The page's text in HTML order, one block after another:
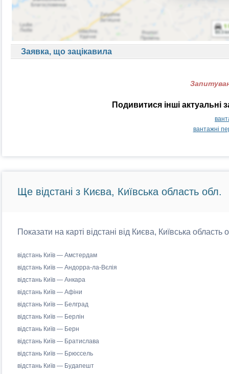
Заявка, що зацікавила
Подивитися інші
вантажні
Ще відстані з Києва, Київська область обл.
Показати на карті відстані від Києва, Київська
відстань Київ — Амстердам
відстань Київ — Андорра-ла-Вєлія
відстань Київ — Анкара
відстань Київ — Афіни
відстань Київ — Белград
відстань Київ — Берлін
відстань Київ — Берн
відстань Київ — Братислава
відстань Київ — Брюссель
відстань Київ — Будапешт